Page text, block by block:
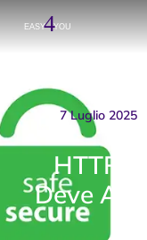
7 Luglio 2025
HTTPS:
Deve